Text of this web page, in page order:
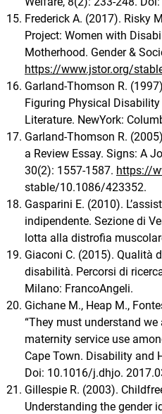
Frederick A. (2017). Risky
Project: Women with
Motherhood. Gender &
https://www.jstor.org/
Garland-Thomson R.
Figuring Physical
Literature. NewYork:
Garland-Thomson R.
a Review Essay. Signs: A
30(2): 1557-1587. https://
stable/10.1086/423352.
Gasparini E. (2010).
indipendente. Sezione di
lotta alla distrofia
Giaconi C. (2015). Qualità
disabilità. Percorsi di
Milano: FrancoAngeli.
Gichane M., Heap M.,
“They must understand we
maternity service use
Cape Town. Disability and
Doi: 10.1016/j.dhjo.
Gillespie R. (2003).
Understanding the gender